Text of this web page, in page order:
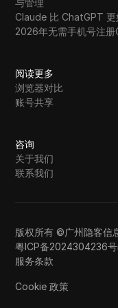
与管理
Claude 比 ChatGPT
2026年无需手机号注册
阅读更多
浏览器对比
账号共享
咨询
关于我们
联系我们
版权所有 ©广州隐客信
粤ICP备2024304236号
服务条款
Cookie 政策